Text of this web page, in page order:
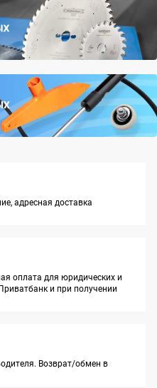
адресная доставка
оплата для юридических и
и при получении
Возврат/обмен в